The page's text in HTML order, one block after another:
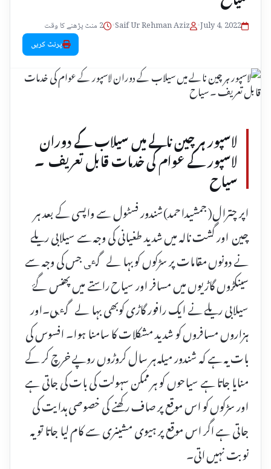
July 4, 2022
•
Saif Ur Rehman Aziz
•
2 منٹ پڑھنے کا وقت
پرنٹ کریں
لاسپور ہر چین نالے میں سیلاب کے دوران
لاسپور کے عوام کی خدمات قابل تعریف ۔
سیاح
اپر چترال( جمشیداحمد)شندور فسٹول سے واپسی کے بعد ہر
چین اور گشت نالہ میں شدید طغیانی کی وجہ سے سیلابی ریلے
نے دونوں مقامات پر سڑکوں کو بہا لے گٸ جس کی وجہ سے
سینکڑوں گاڑیوں میں مسافر اور سیاح راستے میں پھنس گۓ
سیلابی ریلے نے ایک رافور گاڑی کوبھی بہا لے گٸی۔اور
ہزاروں مسافروں کو شدید مشکلات کا سامنا ہوا۔ افسوس کی
بات یہ ہے کہ شندور میلہ ہر سال کروڑوں روپے خرچ کر کے
منایا جاتا ہے سیاحوں کو ہر ممکن سہولت کی بات کی جاتی ہے
اور سڑکوں کو اس موقع پر صاف رکھنے کی خصوصی ہدایت کی
جاتی ہے اگر اس موقع پر ہیوی مشینری سے کام لیا جاتا تو یہ
نوبت نہیں اتی۔